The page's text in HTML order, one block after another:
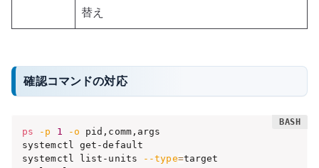
替え
確認コマンドの対応
ps -p 1 -o pid,comm,args
systemctl get-default
systemctl list-units
--type=target